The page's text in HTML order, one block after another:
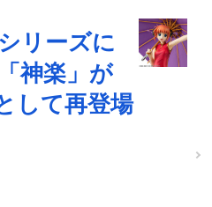
リーズに
神楽」が
して再登場